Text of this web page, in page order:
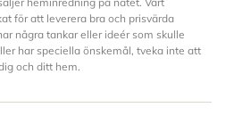
för att leverera bra och prisvärda
några tankar eller ideér som skulle
har speciella önskemål, tveka inte att
och ditt hem.